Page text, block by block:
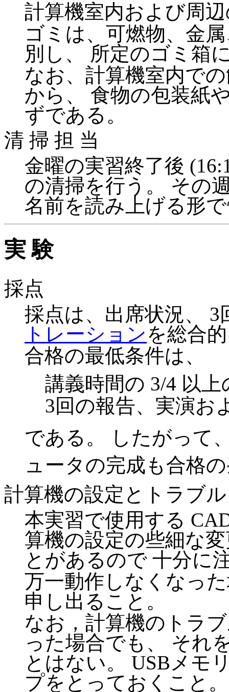
計算機室内および周
ゴミは、可燃物、金
別し、 所定のゴミ箱
なお、計算機室内で
から、 食物の包装紙
ずである。
清 掃 担 当
金曜の実習終了後
の清掃を行う。 その
名前を読み上げる形
実 験
採点
採点は、出席状況、 3
トレーションを総合
合格の最低条件は、
講義時間の 3/4 以
3回の報告、実演お
である。 したがって
ュータの完成も合格
計算機の設定とトラブル
本実習で使用する
算機の設定の些細な
とがあるので 十分に
万一動作しなくなっ
申し出ること。
なお，計算機のトラ
った場合でも、 それ
とはない。 USBメモ
プをとっておくこと。